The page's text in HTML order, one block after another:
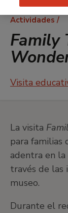
Ruta
de
navegación
Actividades
Family
Visita
La visita
para familias
adentra en
través de las
museo.
Durante el